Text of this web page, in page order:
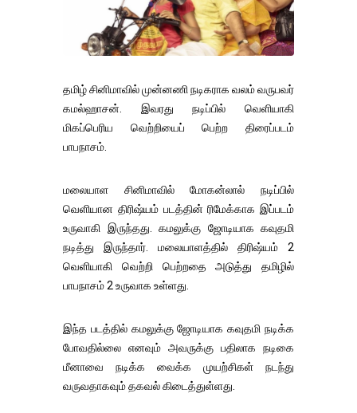
தமிழ் சினிமாவில் முன்னணி நடிகராக வலம் வருபவர்
கமல்ஹாசன். இவரது நடிப்பில் வெளியாகி
மிகப்பெரிய வெற்றியைப் பெற்ற திரைப்படம்
பாபநாசம்.
மலையாள சினிமாவில் மோகன்லால் நடிப்பில்
வெளியான திரிஷ்யம் படத்தின் ரிமேக்காக இப்படம்
உருவாகி இருந்தது. கமலுக்கு ஜோடியாக கவுதமி
நடித்து இருந்தார். மலையாளத்தில் திரிஷ்யம் 2
வெளியாகி வெற்றி பெற்றதை அடுத்து தமிழில்
பாபநாசம் 2 உருவாக உள்ளது.
இந்த படத்தில் கமலுக்கு ஜோடியாக கவுதமி நடிக்க
போவதில்லை எனவும் அவருக்கு பதிலாக நடிகை
மீனாவை நடிக்க வைக்க முயற்சிகள் நடந்து
வருவதாகவும் தகவல் கிடைத்துள்ளது.